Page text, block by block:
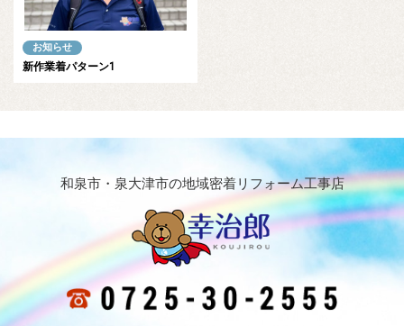
お知らせ
新作業着パターン1
和泉市・泉大津市の地域密着リフォーム工事店